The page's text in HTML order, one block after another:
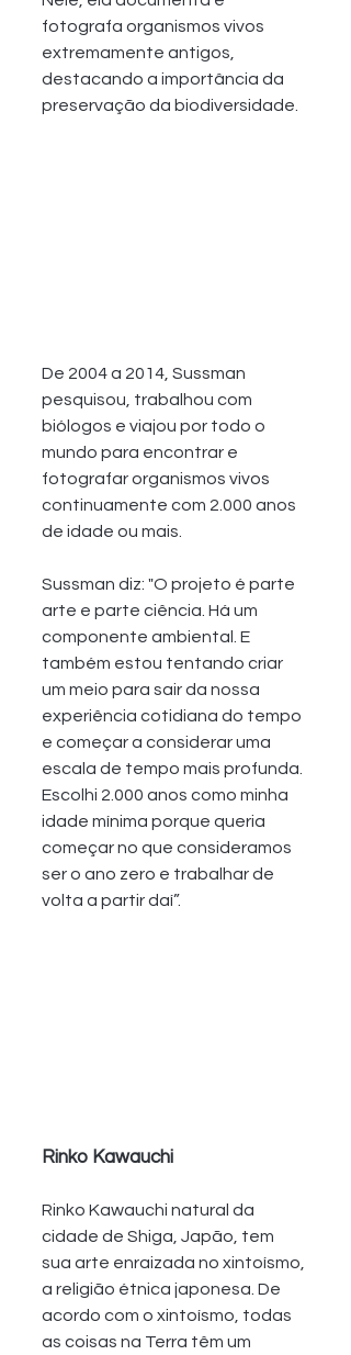
fotografa organismos vivos
extremamente antigos,
destacando a importância da
preservação da biodiversidade.
De 2004 a 2014, Sussman
pesquisou, trabalhou com
biólogos e viajou por todo o
mundo para encontrar e
fotografar organismos vivos
continuamente com 2.000 anos
de idade ou mais.
Sussman diz: "O projeto é parte
arte e parte ciência. Há um
componente ambiental. E
também estou tentando criar
um meio para sair da nossa
experiência cotidiana do tempo
e começar a considerar uma
escala de tempo mais profunda.
Escolhi 2.000 anos como minha
idade mínima porque queria
começar no que consideramos
ser o ano zero e trabalhar de
volta a partir daí”.
Rinko Kawauchi
Rinko Kawauchi natural da
cidade de Shiga, Japão, tem
sua arte enraizada no xintoísmo,
a religião étnica japonesa. De
acordo com o xintoísmo, todas
as coisas na Terra têm um